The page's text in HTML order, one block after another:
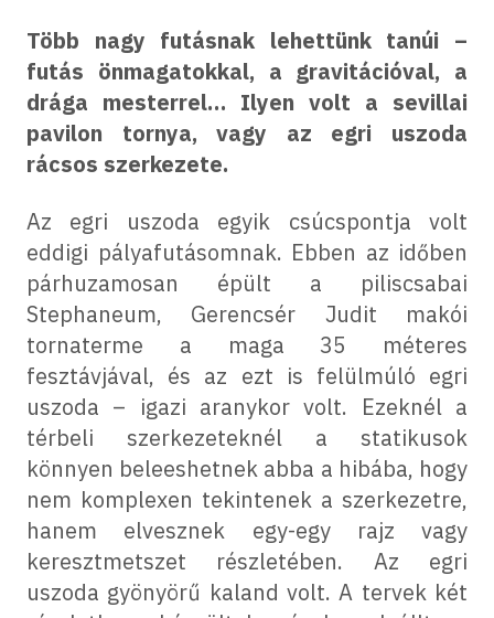
Több nagy futásnak lehettünk tanúi –
futás önmagatokkal, a gravitációval, a
drága mesterrel… Ilyen volt a sevillai
pavilon tornya, vagy az egri uszoda
rácsos szerkezete.
Az egri uszoda egyik csúcspontja volt
eddigi pályafutásomnak. Ebben az időben
párhuzamosan épült a piliscsabai
Stephaneum, Gerencsér Judit makói
tornaterme a maga 35 méteres
fesztávjával, és az ezt is felülmúló egri
uszoda – igazi aranykor volt. Ezeknél a
térbeli szerkezeteknél a statikusok
könnyen beleeshetnek abba a hibába, hogy
nem komplexen tekintenek a szerkezetre,
hanem elvesznek egy-egy rajz vagy
keresztmetszet részletében. Az egri
uszoda gyönyörű kaland volt. A tervek két